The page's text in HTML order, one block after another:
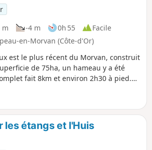
m -4 m 0h 55
Facile
en-Morvan (Côte-d'Or)
est le plus récent du Morvan, construit
de 75ha, un hameau y a été
fait 8km et environ 2h30 à pied.
de 2 ponts.
les étangs et l'Huis